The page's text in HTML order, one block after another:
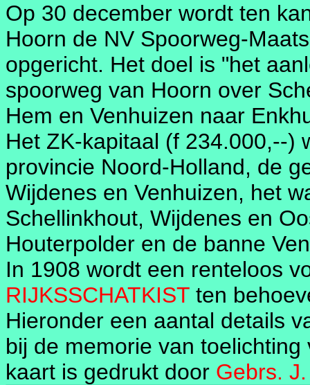
Op 30 december wordt ten
Hoorn de NV Spoorweg-
opgericht. Het doel is "het
spoorweg van Hoorn over
Hem en Venhuizen naar
Het ZK-kapitaal (f 234.000,--)
provincie Noord-Holland, de
Wijdenes en Venhuizen, het
Schellinkhout, Wijdenes en
Houterpolder en de banne
In 1908 wordt een renteloos
RIJKSSCHATKIST ten
Hieronder een aantal details
bij de memorie van
kaart is gedrukt door Gebrs.